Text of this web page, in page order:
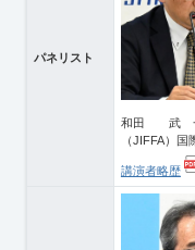
パネリスト
和田 武 一
（JIFFA）
講演者略歴